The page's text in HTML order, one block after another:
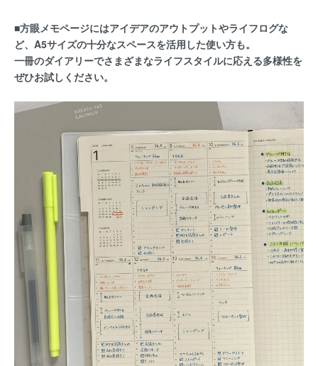
■方眼メモページにはアイデアのアウトプットやライフログな
ど、A5サイズの十分なスペースを活用した使い方も。
一冊のダイアリーでさまざまなライフスタイルに応える多様性を
ぜひお試しください。